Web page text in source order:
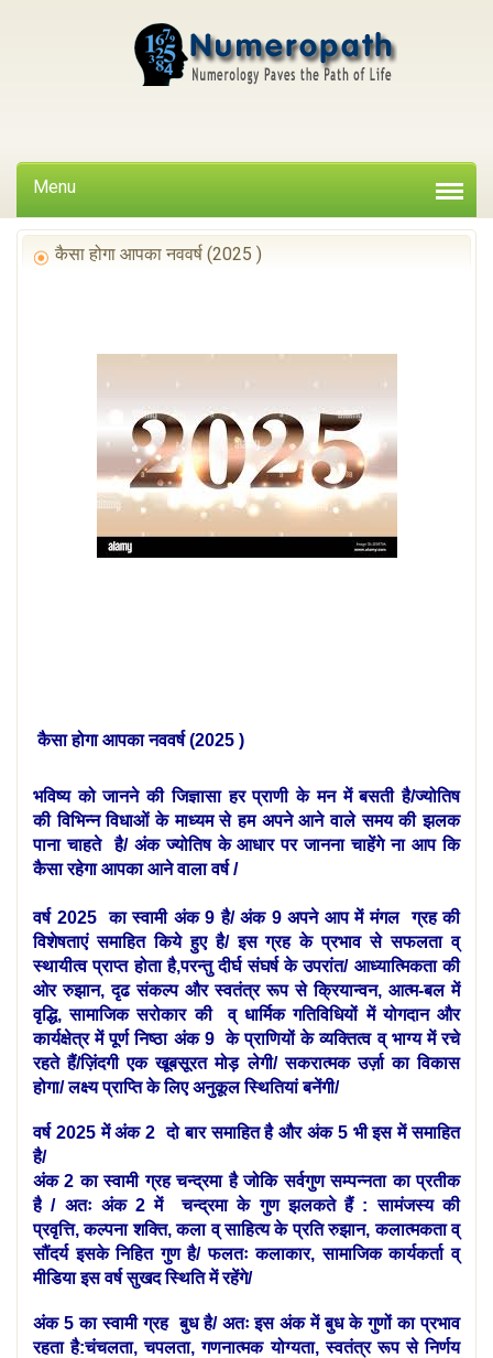
Menu
कैसा होगा आपका नववर्ष (2025 )
कैसा होगा आपका नववर्ष (2025 )
भविष्य को जानने की जिज्ञासा हर प्राणी के मन में बसती है/ज्योतिष
की विभिन्न विधाओं के माध्यम से हम अपने आने वाले समय की झलक
पाना चाहते है/ अंक ज्योतिष के आधार पर जानना चाहेंगे ना आप कि
कैसा रहेगा आपका आने वाला वर्ष /
वर्ष 2025 का स्वामी अंक 9 है/ अंक 9 अपने आप में मंगल ग्रह की
विशेषताएं समाहित किये हुए है/ इस ग्रह के प्रभाव से सफलता व्
स्थायीत्व प्राप्त होता है,परन्तु दीर्घ संघर्ष के उपरांत/ आध्यात्मिकता की
ओर रुझान, दृढ संकल्प और स्वतंत्र रूप से क्रियान्वन, आत्म-बल में
वृद्धि, सामाजिक सरोकार की व् धार्मिकगतिविधियों में योगदान और
कार्यक्षेत्र में पूर्ण निष्ठा अंक 9 के प्राणियों के व्यक्तित्व व् भाग्य में रचे
रहते हैं/ज़िंदगी एक खूबसूरत मोड़ लेगी/ सकरात्मक उर्ज़ा का विकास
होगा/ लक्ष्य प्राप्ति के लिए अनुकूल स्थितियां बनेंगी/
वर्ष 2025 में अंक 2 दो बार समाहित है और अंक 5 भी इस में समाहित
है/
अंक 2 का स्वामी ग्रह चन्द्रमा हैजोकि सर्वगुण सम्पन्नता का प्रतीक
है / अतः अंक 2 में चन्द्रमा के गुण झलकते हैं : सामंजस्य की
प्रवृत्ति,कल्पना शक्ति, कला व् साहित्य के प्रति रुझान,कलात्मकता व्
सौंदर्य इसके निहित गुण है/ फलतः कलाकार, सामाजिक कार्यकर्ता व्
मीडिया इस वर्ष सुखद स्थिति में रहेंगे/
अंक 5 का स्वामी ग्रह बुध है/ अतः इस अंक में बुध के गुणों का प्रभाव
रहता है:चंचलता, चपलता, गणनात्मक योग्यता, स्वतंत्र रूप से निर्णय